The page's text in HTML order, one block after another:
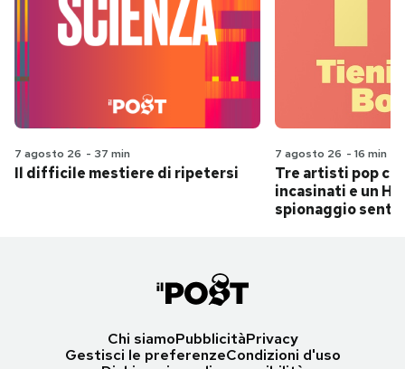
7 agosto 26 - 37 min
Il difficile mestiere di ripetersi
7 agosto 26 - 16 min
Tre artisti pop
incasinati e un
spionaggio
Chi siamoPubblicitàPrivacy
Gestisci le preferenzeCondizioni d'uso